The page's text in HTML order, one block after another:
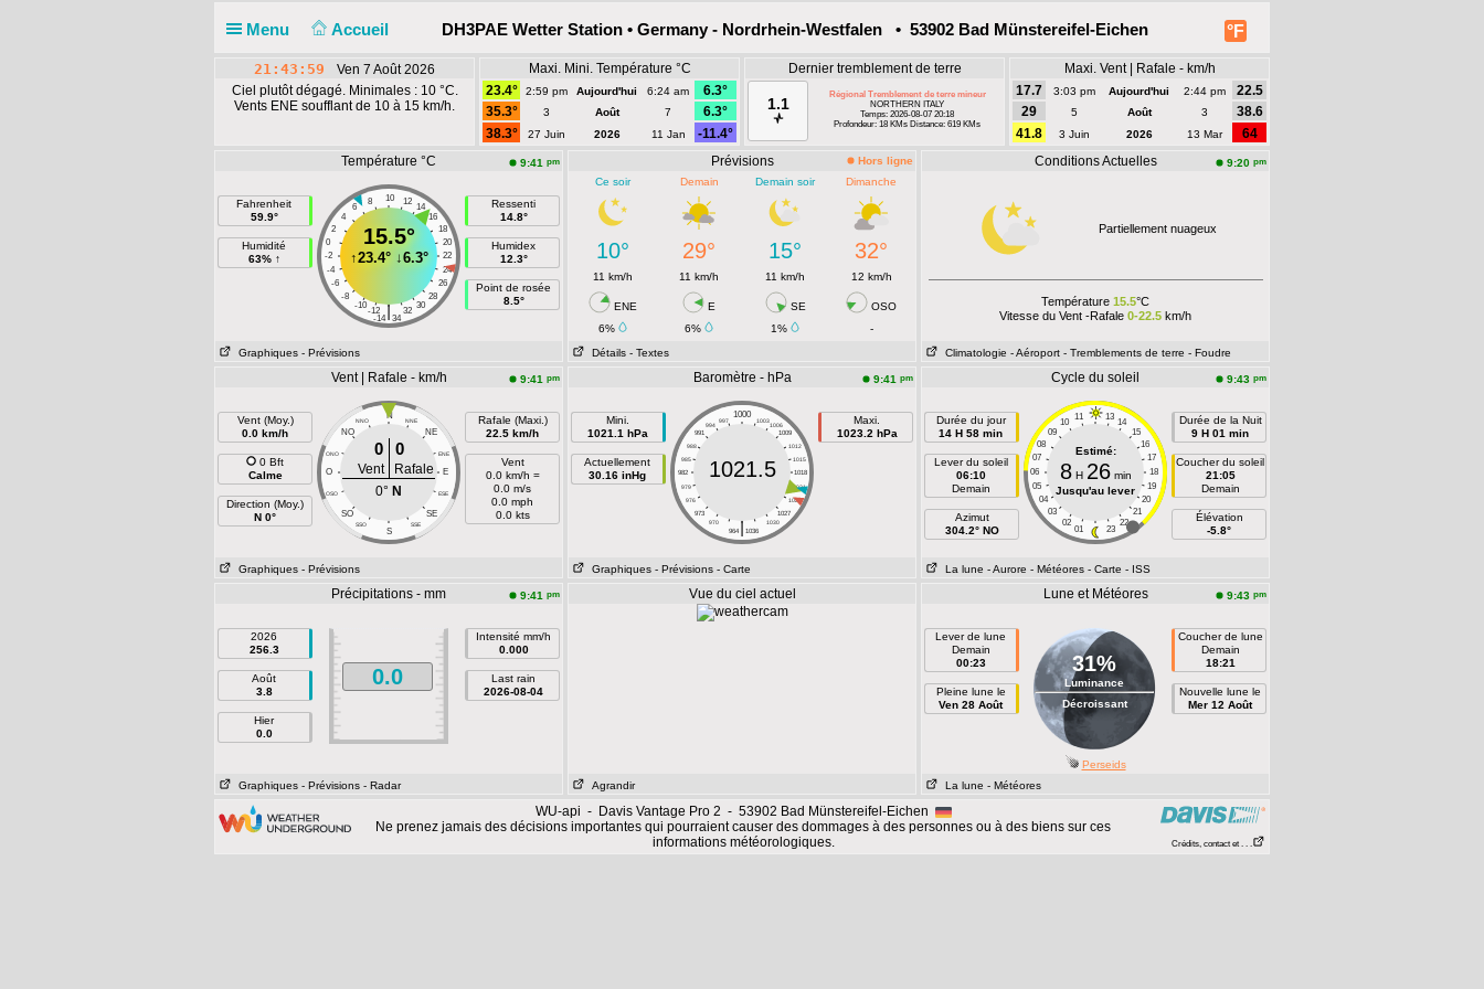
Menu Accueil °F
DH3PAE Wetter Station • Germany - Nordrhein-Westfalen • 53902 Bad Münstereifel-Eichen
21:43:59
Ven 7 Août 2026
Ciel plutôt dégagé. Minimales : 10 °C.
Vents ENE soufflant de 10 à 15 km/h.
Maxi. Mini. Température °C
23.4°
2:59 pm Aujourd'hui 6:24 am
6.3°
35.3°
3 Août 7
6.3°
38.3°
27 Juin 2026 11 Jan -11.4°
Dernier tremblement de terre
1.1
Régional Tremblement de terre mineur
NORTHERN ITALY
Temps: 2026-08-07 20:18
Profondeur: 18 KMs Distance: 619 KMs
Maxi. Vent | Rafale - km/h
17.7
3:03 pm Aujourd'hui 2:44 pm
22.5
29
5 Août 3
38.6
41.8
3 Juin 2026 13 Mar
64
Température °C
9:41 pm
Fahrenheit
59.9°
Humidité
63% ↑
10
8 12
6
14
4
16
2
18
0
20
-2
22
-4
24
-6
26
-8
28
-10
30
-12 32
|
-14 34
15.5°
↑23.4°↓6.3°
Ressenti
14.8°
Humidex
12.3°
Point de rosée
8.5°
Graphiques - Prévisions
Prévisions
Hors ligne
Ce soir
Demain Demain soir Dimanche
10° 29° 15° 32°
11 km/h 11 km/h 11 km/h 12 km/h
ENE E SE
OSO
6%
6% 1%
-
Détails - Textes
Conditions Actuelles 9:20 pm
Partiellement nuageux
Température 15.5°C
Vitesse du Vent -Rafale 0-22.5 km/h
Climatologie - Aéroport - Tremblements de terre - Foudre
Vent | Rafale - km/h 9:41 pm
Vent (Moy.)
0.0 km/h
0 Bft
Calme
Direction (Moy.)
N 0°
N
NNO NNE
NO NE
ONO ENE
O E
OSO ESE
SO SE
SSO SSE
S
0 0
Vent
Rafale
0° N
Rafale (Maxi.)
22.5 km/h
Vent
0.0 km/h =
0.0 m/s
0.0 mph
0.0 kts
Graphiques - Prévisions
Baromètre - hPa 9:41 pm
Mini.
1021.1 hPa
Actuellement
30.16 inHg
1000
997 1003
994
1006
991
1009
988
1012
985
1015
982
1018
979
1021
976
1024
973
1027
970
1030
|
964 1036
1021.5
Maxi.
1023.2 hPa
Graphiques - Prévisions - Carte
Cycle du soleil 9:43 pm
Durée du jour
14 H 58 min
Lever du soleil
06:10
Demain
Azimut
304.2° NO
11 13
10
14
09
15
08
16
07
17
06
18
05
19
04
20
03
21
02
22
01 23
Estimé:
8H 26min
Jusqu'au lever
Durée de la Nuit
9 H 01 min
Coucher du soleil
21:05
Demain
Élévation
-5.8°
La lune - Aurore - Météores - Carte - ISS
Précipitations - mm 9:41 pm
2026
256.3
Août
3.8
Hier
0.0
0.0
Intensité mm/h
0.000
Last rain
2026-08-04
Graphiques - Prévisions - Radar
Vue du ciel actuel
Agrandir
Lune et Météores 9:43 pm
Lever de lune
Demain
00:23
Pleine lune le
Ven 28 Août
31%
Luminance
Décroissant
Coucher de lune
Demain
18:21
Nouvelle lune le
Mer 12 Août
Perseids
La lune - Météores
WU-api - Davis Vantage Pro 2 - 53902 Bad Münstereifel-Eichen
Ne prenez jamais des décisions importantes qui pourraient causer des dommages à des personnes ou à des biens sur ces
informations météorologiques.
Crédits, contact et . . .